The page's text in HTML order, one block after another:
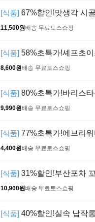
[식품] 67%할인!맛생각 시
11,500원배송 무료 토스쇼핑
[식품] 58%초특가!셰프초
8,600원배송 무료 토스쇼핑
[식품] 80%초특가!바리스
9,990원배송 무료 토스쇼핑
[식품] 77%초특가!에브리
4,400원배송 무료 토스쇼핑
[식품] 31%할인!부산포차
10,900원배송 무료 토스쇼핑
[식품] 40%할인!실속 납작